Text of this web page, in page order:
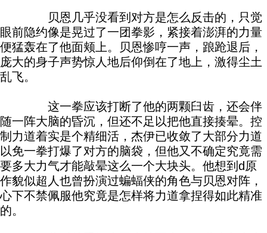
贝恩几乎没看到对方是怎么反击的，只觉
眼前隐约像是晃过了一团拳影，紧接着澎湃的力量
便猛轰在了他面颊上。贝恩惨哼一声，踉跄退后，
庞大的身子声势惊人地后仰倒在了地上，激得尘土
乱飞。
这一拳应该打断了他的两颗臼齿，还会伴
随一阵大脑的昏沉，但还不足以把他直接揍晕。控
制力道着实是个精细活，杰伊已收敛了大部分力道
以免一拳打爆了对方的脑袋，但他又不确定究竟需
要多大力气才能敲晕这么一个大块头。他想到d原
作貌似超人也曾扮演过蝙蝠侠的角色与贝恩对阵，
心下不禁佩服他究竟是怎样将力道拿捏得如此精准
的。